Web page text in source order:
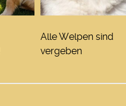
Alle Welpen sind
vergeben